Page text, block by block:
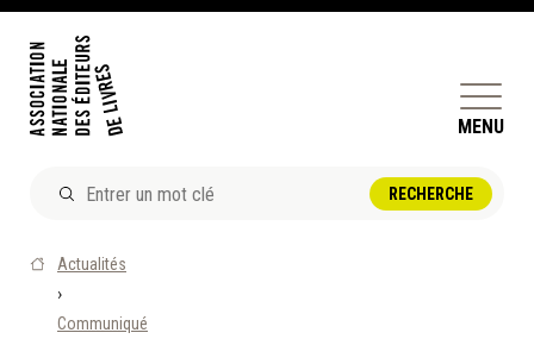
MENU
DOSSIERS ET ENJEUX
ÊTRE ÉDITEUR·TRICE
Actualités
›
Communiqué